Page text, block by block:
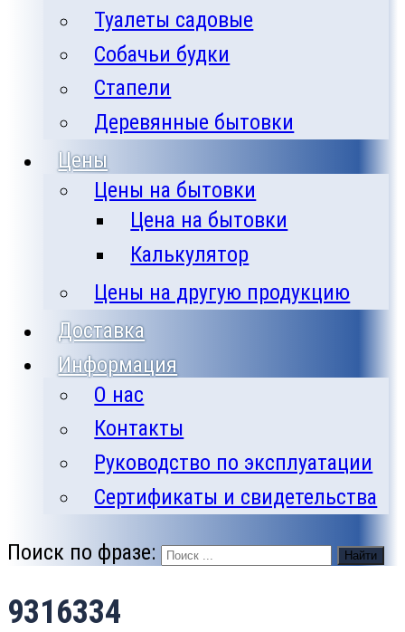
Туалеты садовые
Собачьи будки
Стапели
Деревянные бытовки
Цены
Цены на бытовки
Цена на бытовки
Калькулятор
Цены на другую продукцию
Доставка
Информация
О нас
Контакты
Руководство по эксплуатации
Сертификаты и свидетельства
Поиск по фразе: Найти
9316334